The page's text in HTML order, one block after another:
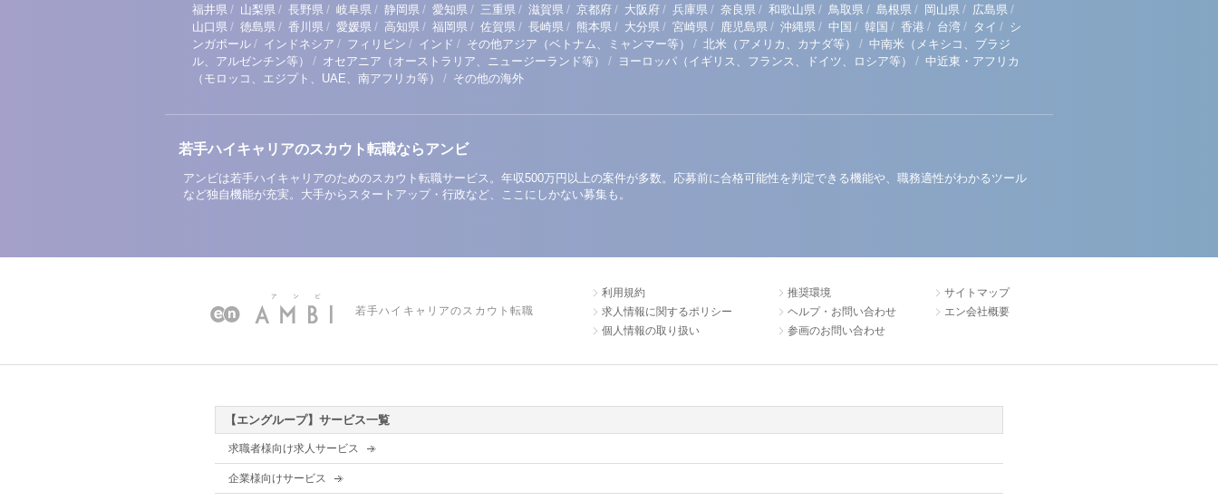
福井県 / 山梨県 / 長野県 / 岐阜県 / 静岡県 / 愛知県 / 三重県 / 滋賀県 / 京都府 / 大阪府 / 兵庫県 / 奈良県 / 和歌山県 / 鳥取県 / 島根県 / 岡山県 / 広島県 /
山口県 / 徳島県 / 香川県 / 愛媛県 / 高知県 / 福岡県 / 佐賀県 / 長崎県 / 熊本県 / 大分県 / 宮崎県 / 鹿児島県 / 沖縄県 / 中国 / 韓国 / 香港 / 台湾 / タイ / シ
ンガポール / インドネシア / フィリピン / インド / その他アジア（ベトナム、ミャンマー等） / 北米（アメリカ、カナダ等） / 中南米（メキシコ、ブラジ
ル、アルゼンチン等）
/ オセアニア（オーストラリア、ニュージーランド等） / ヨーロッパ（イギリス、フランス、ドイツ、ロシア等） / 中近東・アフリカ
（モロッコ、エジプト、UAE、南アフリカ等）
/ その他の海外
若手ハイキャリアのスカウト転職ならアンビ
アンビは若手ハイキャリアのためのスカウト転職サービス。年収500万円以上の案件が多数。応募前に合格可能性を判定できる機能や、職務適性がわかるツール
など独自機能が充実。大手からスタートアップ・行政など、ここにしかない募集も。
若手ハイキャリアのスカウト転職
利用規約
求人情報に関するポリシー
個人情報の取り扱い
推奨環境
ヘルプ・お問い合わせ
参画のお問い合わせ
サイトマップ
エン会社概要
【エングループ】サービス一覧
求職者様向け求人サービス
企業様向けサービス